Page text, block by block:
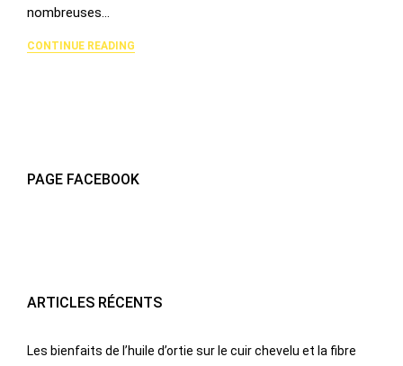
nombreuses…
CONTINUE READING
PAGE FACEBOOK
ARTICLES RÉCENTS
Les bienfaits de l’huile d’ortie sur le cuir chevelu et la fibre